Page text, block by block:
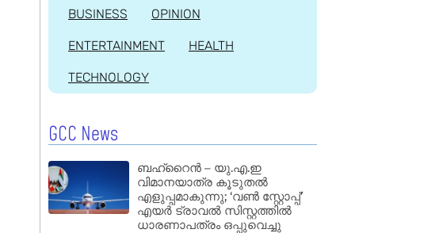
BUSINESS OPINION
ENTERTAINMENT HEALTH
TECHNOLOGY
GCC News
ബഹ്‌റൈൻ – യു.എ.ഇ
വിമാനയാത്ര കൂടുതൽ
എളുപ്പമാകുന്നു; ‘വൺ സ്റ്റോപ്പ്’
എയർ ട്രാവൽ സിസ്റ്റത്തിൽ
ധാരണാപത്രം ഒപ്പുവെച്ചു